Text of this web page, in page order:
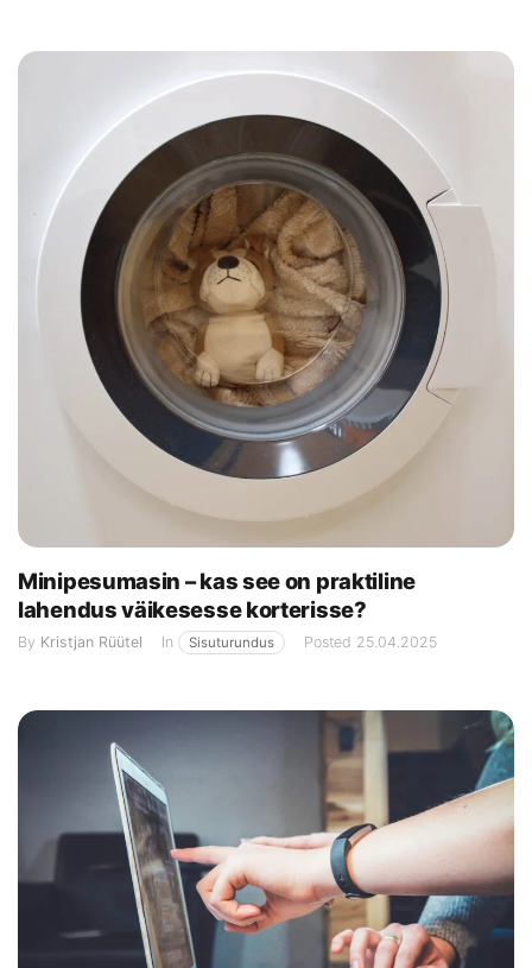
Minipesumasin – kas see on praktiline
lahendus väikesesse korterisse?
By Kristjan Rüütel In Sisuturundus Posted 25.04.2025